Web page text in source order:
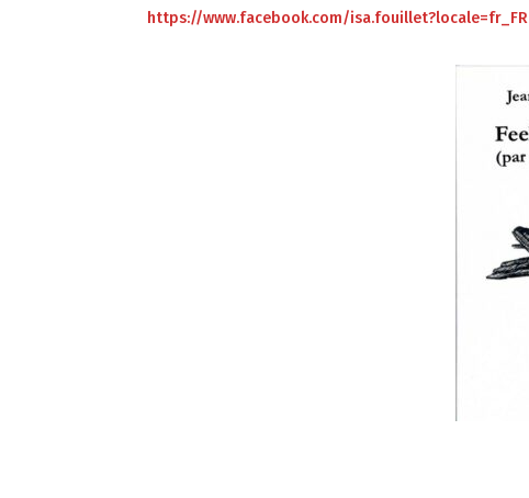
https://www.facebook.com/isa.fouillet?locale=fr_FR